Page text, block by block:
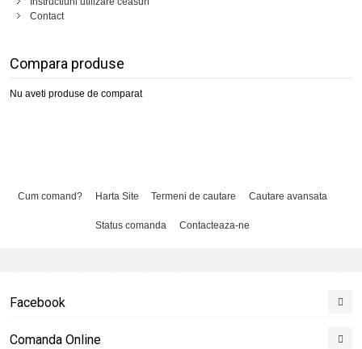
Contact
Compara produse
Nu aveti produse de comparat
Cum comand? Harta Site Termeni de cautare Cautare avansata
Status comanda Contacteaza-ne
Facebook
Comanda Online